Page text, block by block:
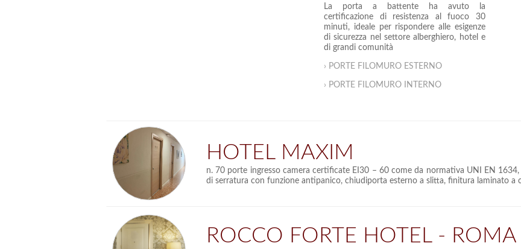
La porta a battente ha avuto la
certificazione di resistenza al fuoco 30
minuti, ideale per rispondere alle esigenze
di sicurezza nel settore alberghiero, hotel e
di grandi comunità
› PORTE FILOMURO ESTERNO
› PORTE FILOMURO INTERNO
HOTEL MAXIM
n. 70 porte ingresso camera certificate EI30 – 60 come da normativa UNI EN
di serratura con funzione antipanico, chiudiporta esterno a slitta, finitura laminato a
ROCCO FORTE HOTEL - ROMA